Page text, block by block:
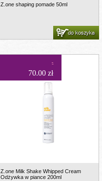
Z.one shaping pomade 50ml
do koszyka
70.00 zł
Z.one Milk Shake Whipped Cream
Odżywka w piance 200ml